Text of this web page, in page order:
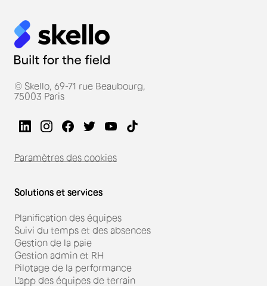
© Skello, 69-71 rue Beaubourg,
75003 Paris
Paramètres des cookies
Solutions et services
Planification des équipes
Suivi du temps et des absences
Gestion de la paie
Gestion admin et RH
Pilotage de la performance
L'app des équipes de terrain